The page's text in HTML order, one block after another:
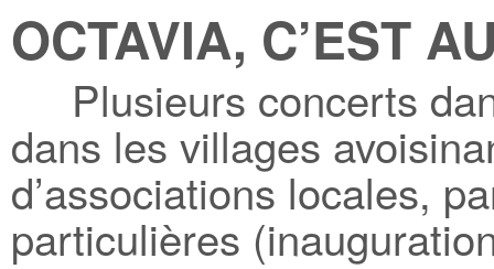
OCTAVIA, C’EST
Plusieurs concerts
dans les villages
d’associations locales,
particulières